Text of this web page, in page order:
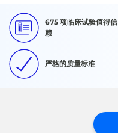
675 项临床试验值得信
赖
严格的质量标准